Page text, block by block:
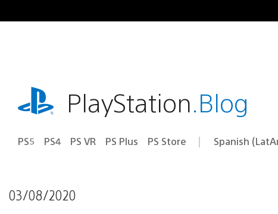
al
playstation.comPlayStation.Blog
PS5 PS4 PS VR PS Plus PS Store Elige
Región
Spanish
03/08/2020